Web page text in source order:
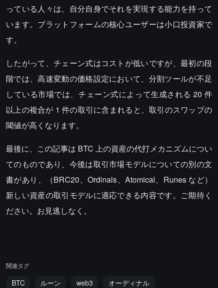
っている人々は、自分自身でそれを実現する能力を持って
います。プラットフォームの核心ユーザーは小口投資家で
す。
したがって、チェーン式はコストが低いですが、最初の段
階では、高速変動の価格設定において、分割ツールが不足
している市場では、チェーン式によって生成される 20 件
以上の複合が 1 件の取引に含まれると、取引のスワップの
閾値が高くなります。
最後に、この記事は BTC 上の資産の代打メカニズムについ
てのものであり、今後は取引市場モデルについての別の文
書があり、（BRC20、Ordinals、Atomical、Runes など）
新しい資産の取引モデルに適応できる内容です。ご期待く
ださい。お見逃しなく。
関連タグ
BTC ルーン web3
オーディナル